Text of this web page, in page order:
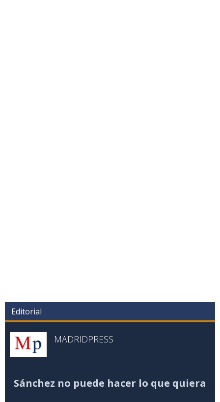
Editorial
MADRIDPRESS
Sánchez no puede hacer lo que quiera